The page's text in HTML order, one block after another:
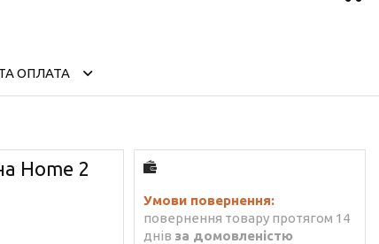
ОПЛАТА
Home 2
повернення товару протягом 14
днів за домовленістю